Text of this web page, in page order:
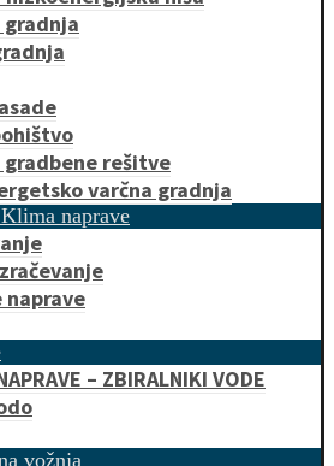
gradnja
gradbene rešitve
varčna gradnja
naprave
naprave
– ZBIRALNIKI VODE
vožnja